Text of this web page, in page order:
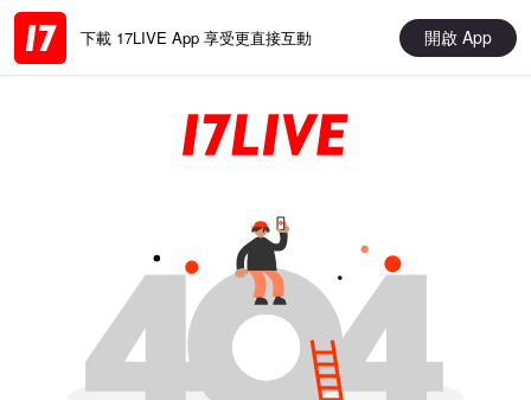
下載 17LIVE App 享受更直接互動 開啟 App